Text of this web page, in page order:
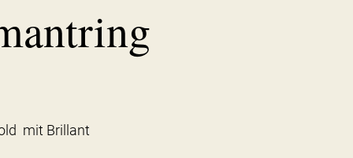
mit Brillant